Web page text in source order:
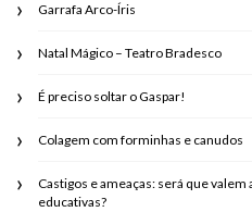
Garrafa Arco-Íris
Natal Mágico – Teatro Bradesco
É preciso soltar o Gaspar!
Colagem com forminhas e canudos
Castigos e ameaças: será que
educativas?